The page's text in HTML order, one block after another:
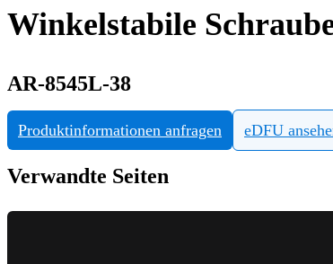
Winkelstabile
AR-8545L-38
Produktinformationen anfragen eDFU
Verwandte Seiten